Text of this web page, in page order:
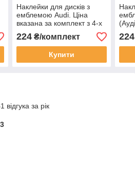
Наклейки для дисків з
емблемою Audi. Ціна
вказана за комплект з 4-х
штук
224₴/комплект
Купити
за
224
за рік